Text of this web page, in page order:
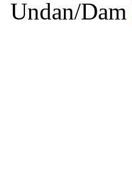
Undan/Dam